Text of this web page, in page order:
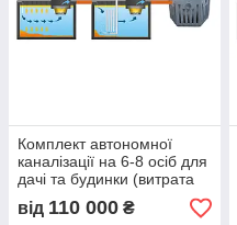
Комплект автономної
каналізації на 6-8 осіб для
дачі та будинки (витрата
1,6 м3 на добу). Під ключ!
від 110 000 ₴